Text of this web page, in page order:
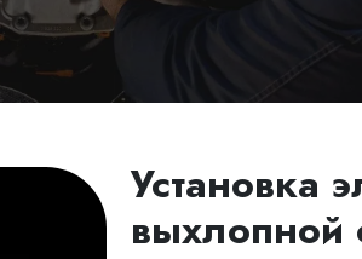
Установка
выхлопной